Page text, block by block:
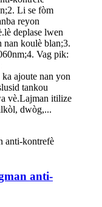
Li se fòm
reyon
deplase lwen
nan koulè blan;3.
Vag pik:
ajoute nan yon
tankou
vè.Lajman itilize
dwòg,...
anti-